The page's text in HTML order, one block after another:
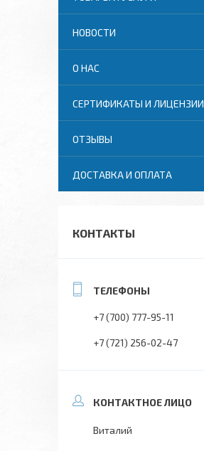
НОВОСТИ
О НАС
СЕРТИФИКАТЫ И ЛИЦЕНЗИИ
ОТЗЫВЫ
ДОСТАВКА И ОПЛАТА
КОНТАКТЫ
+7 (700) 777-95-11
+7 (721) 256-02-47
Виталий